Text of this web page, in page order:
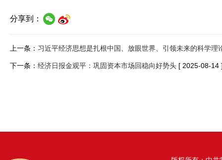
分享到：
上一条： 习近平经济思想是扎根中国、放眼世界、引领未来的科学理
下一条： 经济日报金观平：巩固资本市场回稳向好势头 [ 2025-08-14